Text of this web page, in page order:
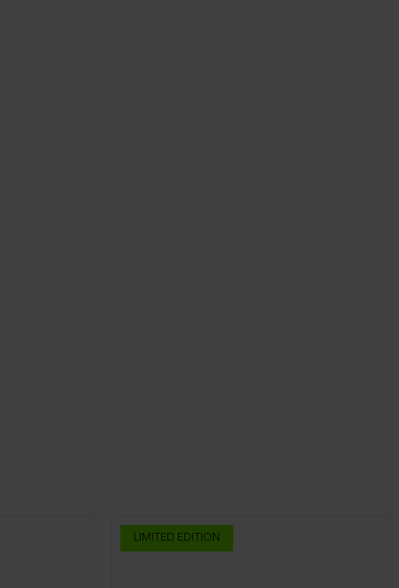
LIMITED EDITION